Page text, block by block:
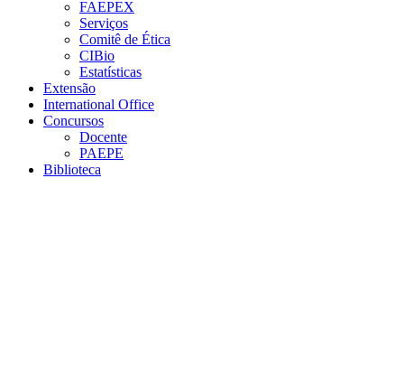
FAEPEX
Serviços
Comitê de Ética
CIBio
Estatísticas
Extensão
International Office
Concursos
Docente
PAEPE
Biblioteca